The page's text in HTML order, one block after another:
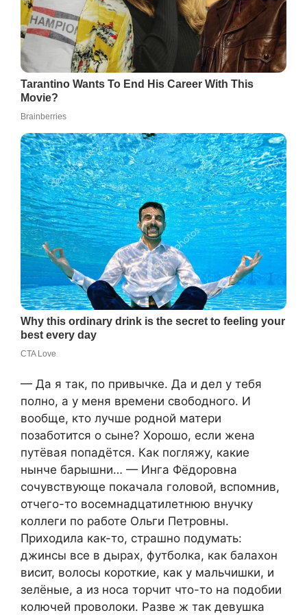
— Да я так, по привычке. Да и дел у тебя
полно, а у меня времени свободного. И
вообще, кто лучше родной матери
позаботится о сыне? Хорошо, если жена
путёвая попадётся. Как погляжу, какие
нынче барышни… — Инга Фёдоровна
сочувствующе покачала головой, вспомнив,
отчего-то восемнадцатилетнюю внучку
коллеги по работе Ольги Петровны.
Приходила как-то, страшно подумать:
джинсы все в дырах, футболка, как балахон
висит, волосы короткие, как у мальчишки, и
зелёные, а из носа торчит что-то на подобии
колючей проволоки. Разве ж так девушка